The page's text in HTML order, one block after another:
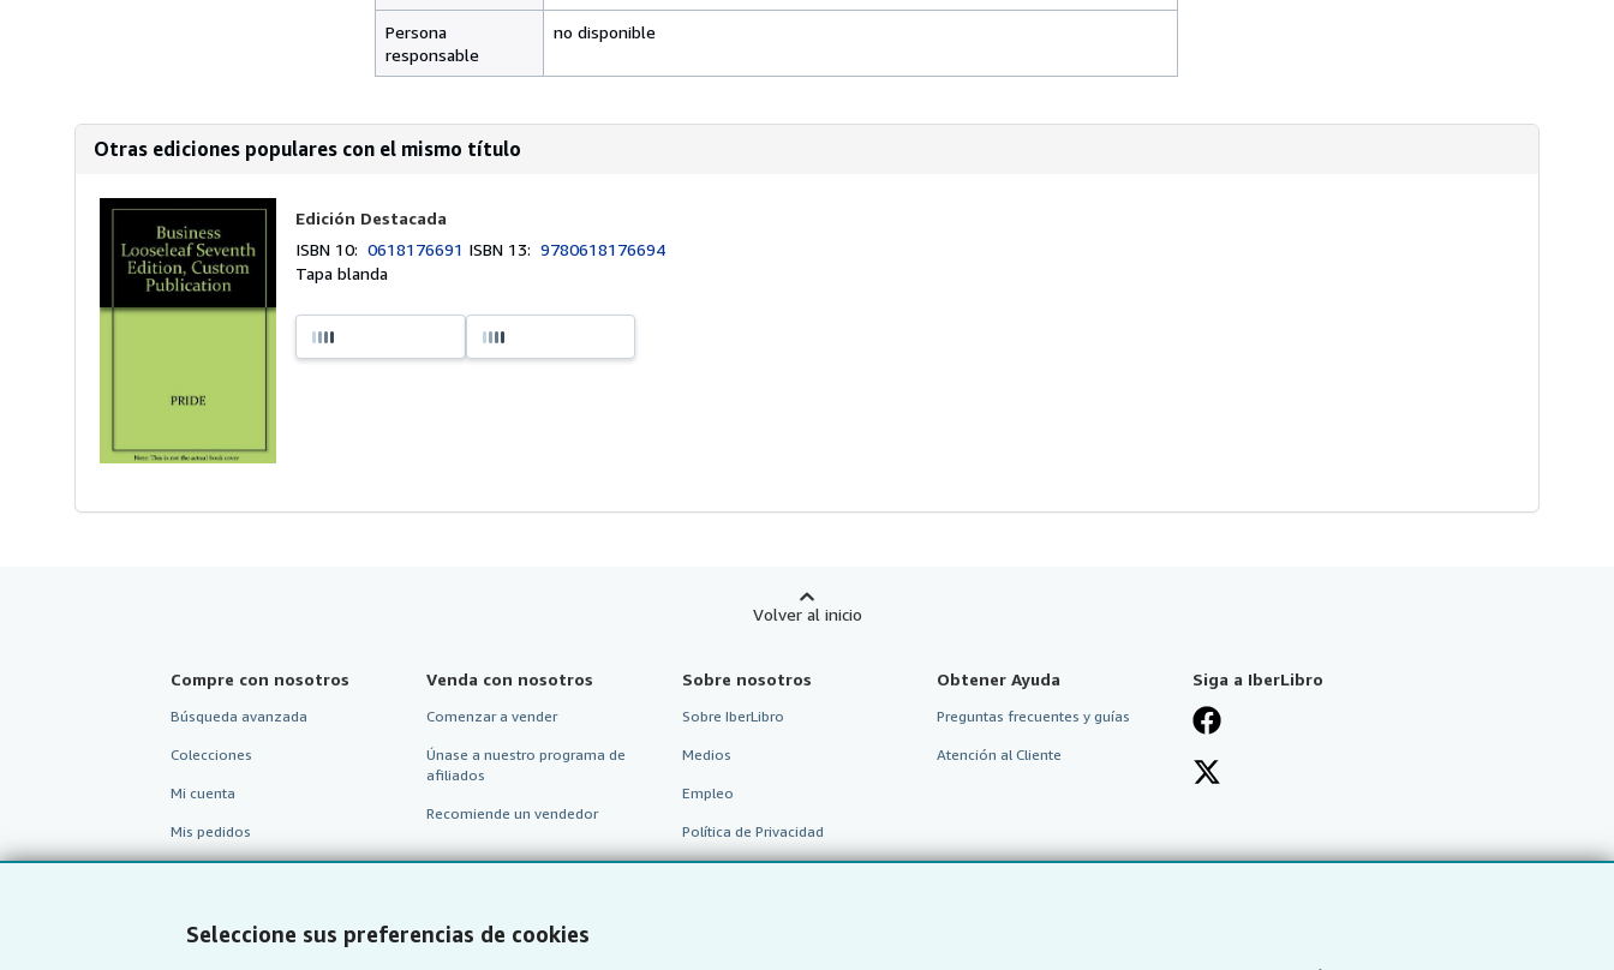
Seleccione sus preferencias de cookies
Persona
responsable
no disponible
Otras ediciones populares con el mismo título
Edición Destacada
ISBN 10:0618176691 ISBN 13:9780618176694
Tapa blanda
Volver al inicio
Compre con nosotros
Búsqueda avanzada
Colecciones
Mi cuenta
Mis pedidos
Venda con nosotros
Comenzar a vender
Únase a nuestro programa de
afiliados
Recomiende un vendedor
Sobre nosotros
Sobre IberLibro
Medios
Empleo
Política de Privacidad
Obtener Ayuda
Preguntas frecuentes y guías
Atención al Cliente
Siga a IberLibro